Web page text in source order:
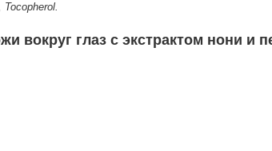
глаз с экстрактом нони и